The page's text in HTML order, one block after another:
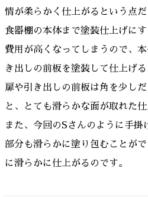
情が柔らかく仕上がるという点だ
食器棚の本体まで塗装仕上げに
費用が高くなってしまうので、
き出しの前板を塗装して仕上げ
扉や引き出しの前板は角を少し
と、とても滑らかな面が取れた仕
また、今回のSさんのように手掛
部分も滑らかに塗り包むことが
に滑らかに仕上がるのです。